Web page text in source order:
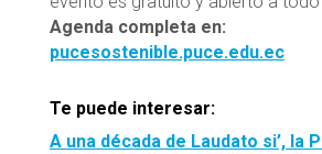
Agenda completa en:
pucesostenible.puce.edu.ec
Te puede interesar:
A una década de Laudato si’, la